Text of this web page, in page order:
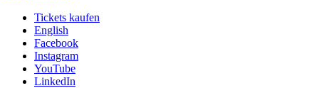
Tickets kaufen
English
Facebook
Instagram
YouTube
LinkedIn